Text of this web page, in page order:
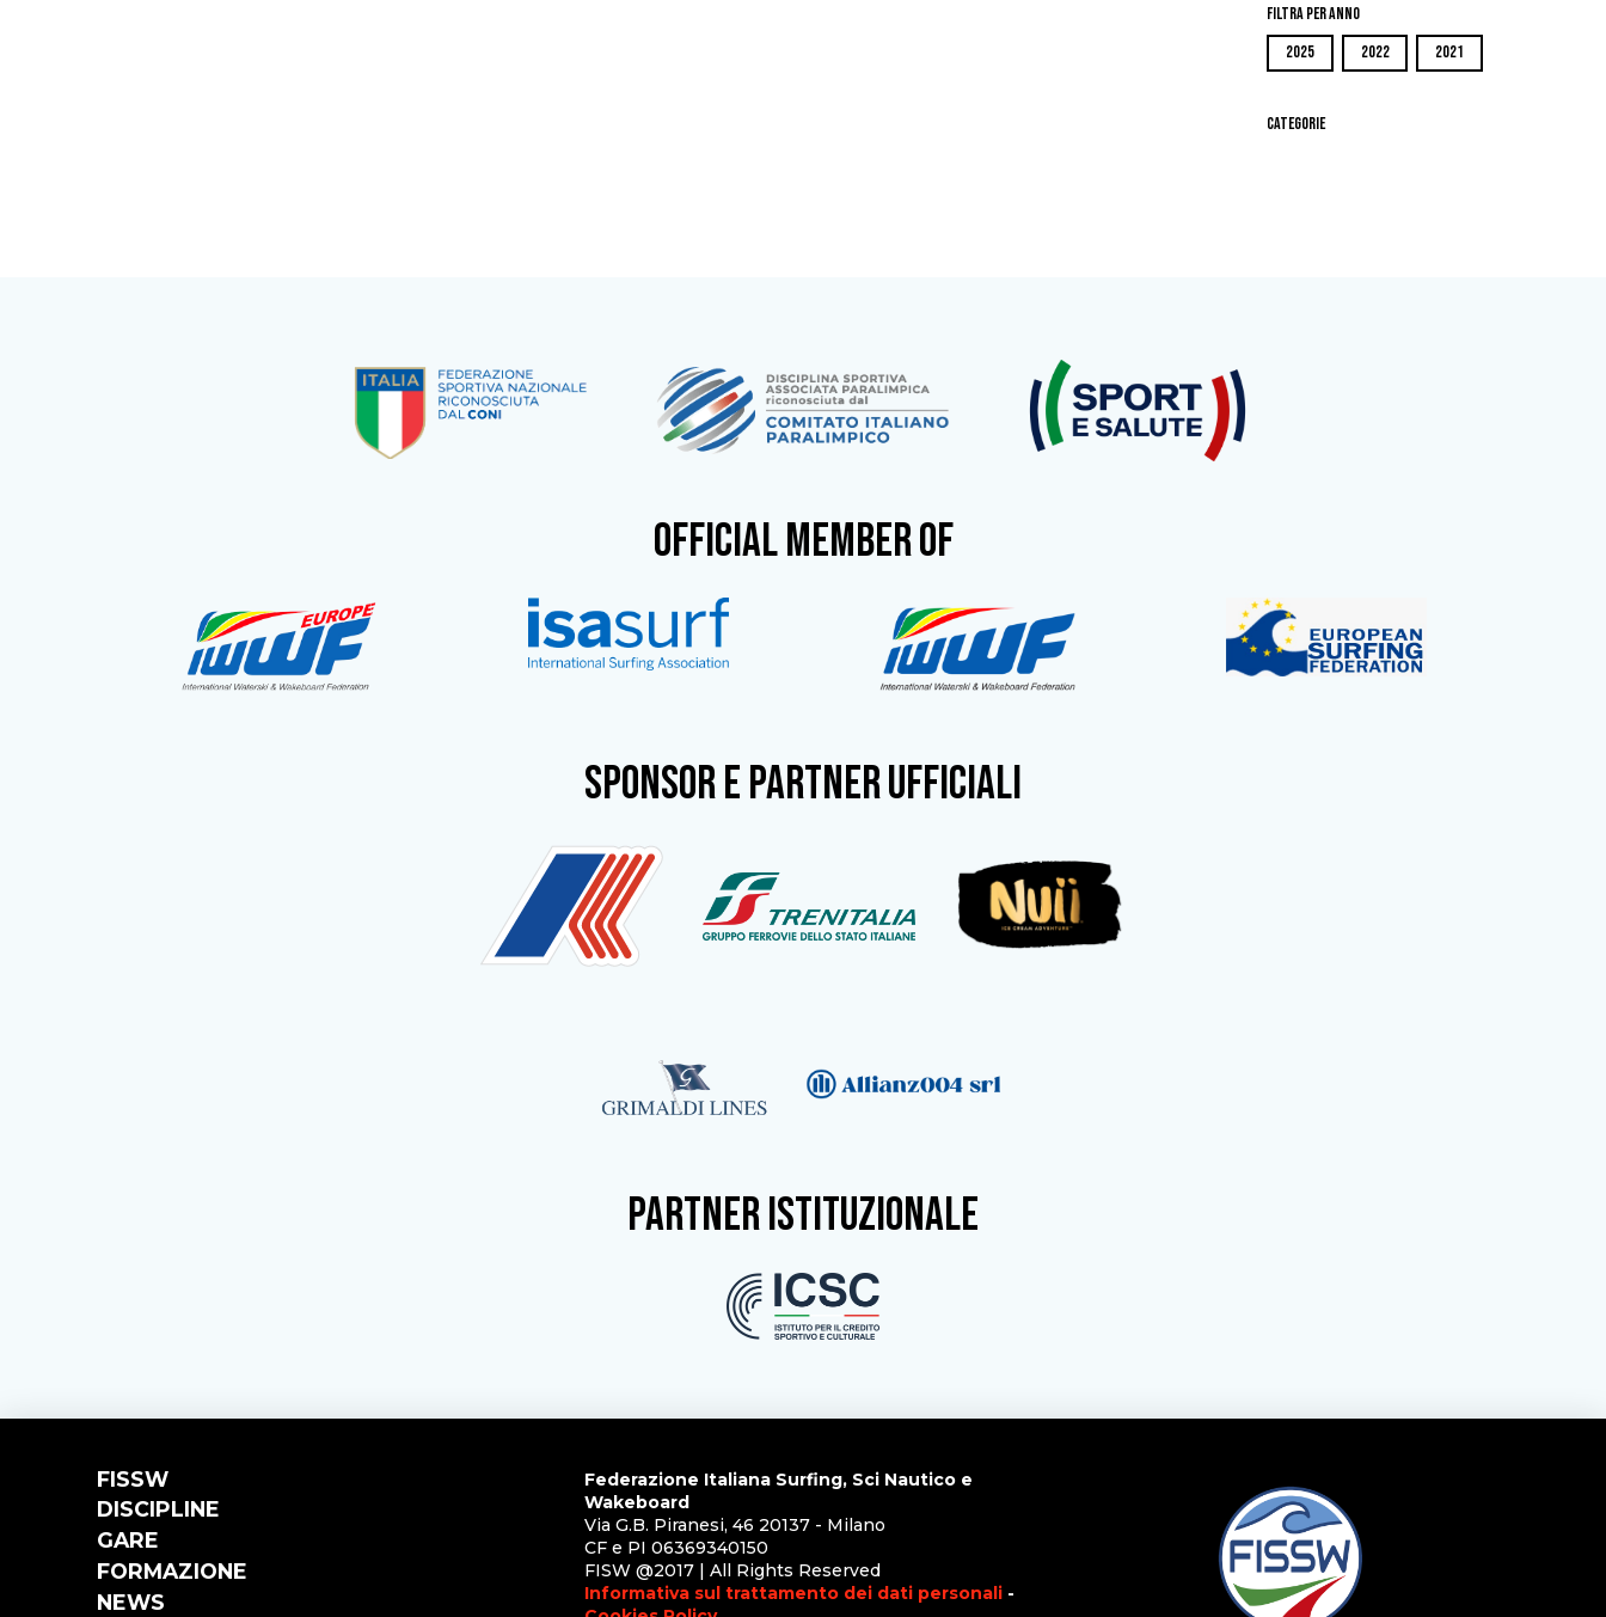
Filtra per Anno
2025
2022 2021
Categorie
OFFICIAL MEMBER OF
SPONSOR e partner ufficiali
partner istituzionale
FISSW
DISCIPLINE
GARE
FORMAZIONE
NEWS
Federazione Italiana Surfing, Sci Nautico e
Wakeboard
Via G.B. Piranesi, 46 20137 - Milano
CF e PI 06369340150
FISW @2017 | All Rights Reserved
Informativa sul trattamento dei dati personali-